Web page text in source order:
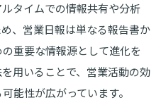
タイムでの情報共有や分析
、営業日報は単なる報告書か
重要な情報源として進化を
用いることで、営業活動の効
能性が広がっています。